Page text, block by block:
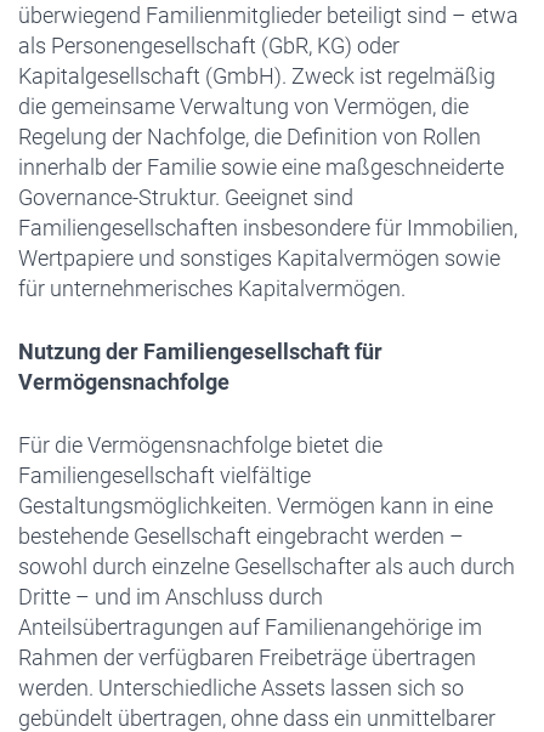
überwiegend Familienmitglieder beteiligt sind – etwa
als Personengesellschaft (GbR, KG) oder
Kapitalgesellschaft (GmbH). Zweck ist regelmäßig
die gemeinsame Verwaltung von Vermögen, die
Regelung der Nachfolge, die Definition von Rollen
innerhalb der Familie sowie eine maßgeschneiderte
Governance-Struktur. Geeignet sind
Familiengesellschaften insbesondere für Immobilien,
Wertpapiere und sonstiges Kapitalvermögen sowie
für unternehmerisches Kapitalvermögen.
Nutzung der Familiengesellschaft für
Vermögensnachfolge
Für die Vermögensnachfolge bietet die
Familiengesellschaft vielfältige
Gestaltungsmöglichkeiten. Vermögen kann in eine
bestehende Gesellschaft eingebracht werden –
sowohl durch einzelne Gesellschafter als auch durch
Dritte – und im Anschluss durch
Anteilsübertragungen auf Familienangehörige im
Rahmen der verfügbaren Freibeträge übertragen
werden. Unterschiedliche Assets lassen sich so
gebündelt übertragen, ohne dass ein unmittelbarer